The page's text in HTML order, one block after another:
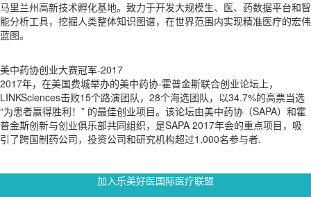
马里兰州高新技术孵化基地。致力于开发大规模生、医、药数据平台和智
能分析工具，挖掘人类整体知识图谱，在世界范围内实现精准医疗的宏伟
蓝图。
美中药协创业大赛冠军-2017
2017年，在美国费城举办的美中药协-霍普金斯联合创业论坛上，
LINKSciences击败15个路演团队，28个海选团队，以34.7%的高票当选
“为患者赢得胜利！” 的最佳创业项目。该论坛由美中药协（SAPA）和霍
普金斯创新与创业俱乐部共同组织，是SAPA 2017年会的重点项目，吸
引了跨国制药公司，投资公司和研究机构超过1,000名参与者.
加入乐美好医国际医疗联盟